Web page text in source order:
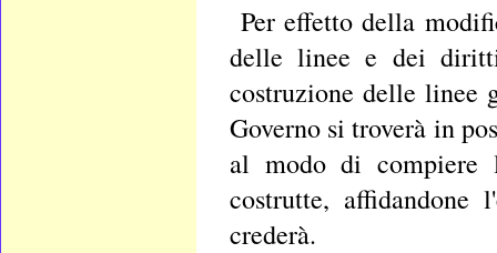
Per effetto della
delle linee e dei
costruzione delle linee
Governo si troverà in
al modo di compiere
costrutte,
crederà.